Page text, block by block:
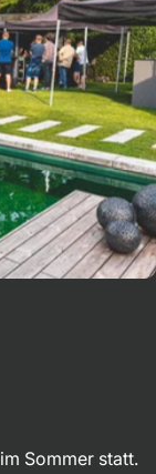
Sommer statt.